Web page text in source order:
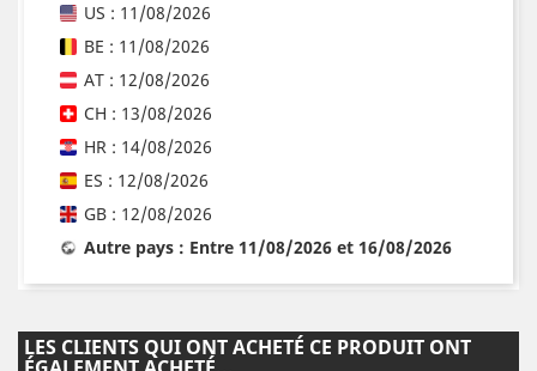
US : 11/08/2026
BE : 11/08/2026
AT : 12/08/2026
CH : 13/08/2026
HR : 14/08/2026
ES : 12/08/2026
GB : 12/08/2026
Autre pays : Entre 11/08/2026 et 16/08/2026
LES CLIENTS QUI ONT ACHETÉ CE PRODUIT ONT